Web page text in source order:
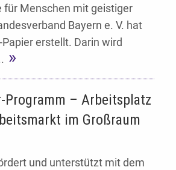
für Menschen mit geistiger
Bayern e. V. hat
erstellt. Darin wird
Programm – Arbeitsplatz
im Großraum
und unterstützt mit dem